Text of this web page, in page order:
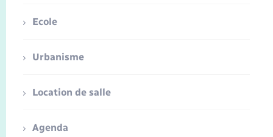
Ecole
Urbanisme
Location de salle
Agenda